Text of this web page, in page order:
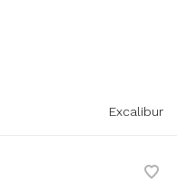
Excalibur